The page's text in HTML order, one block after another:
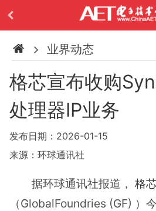
业界动态
格芯宣布收购
处理器IP业务
发布日期：2026-01-15
来源：环球通讯社
据环球通讯社报道，格
（GlobalFoundries (GF) ）